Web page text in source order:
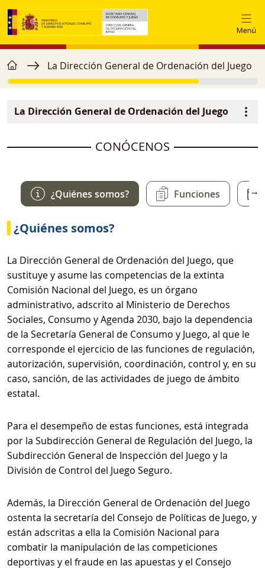
Pasar al contenido principal
Ruta de navegación
home La Dirección General de Ordenación del Juego
La Dirección General de Ordenación del Juego
CONÓCENOS
→
¿Quiénes somos? Funciones
¿Quiénes somos?
La Dirección General de Ordenación del Juego, que
sustituye y asume las competencias de la extinta
Comisión Nacional del Juego, es un órgano
administrativo, adscrito al Ministerio de Derechos
Sociales, Consumo y Agenda 2030, bajo la dependencia
de la Secretaría General de Consumo y Juego, al que le
corresponde el ejercicio de las funciones de regulación,
autorización, supervisión, coordinación, control y, en su
caso, sanción, de las actividades de juego de ámbito
estatal.
Para el desempeño de estas funciones, está integrada
por la Subdirección General de Regulación del Juego, la
Subdirección General de Inspección del Juego y la
División de Control del Juego Seguro.
Además, la Dirección General de Ordenación del Juego
ostenta la secretaría del Consejo de Políticas de Juego, y
están adscritas a ella la Comisión Nacional para
combatir la manipulación de las competiciones
deportivas y el fraude en las apuestas y el Consejo